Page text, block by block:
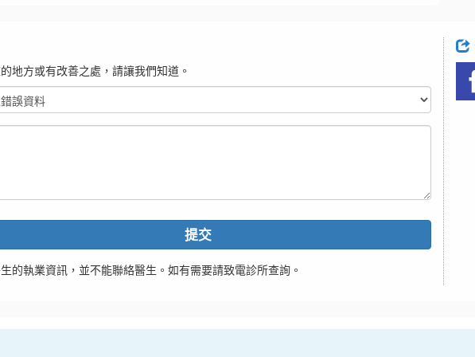
地方或有改善之處，請讓我們知道。
提交
的執業資訊，並不能聯絡醫生。如有需要請致電診所查詢。